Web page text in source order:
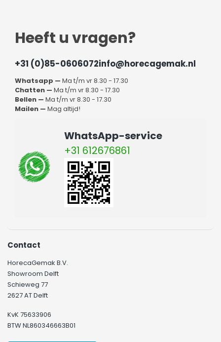
Heeft u vragen?
+31 (0)85-0606072info@horecagemak.nl
Whatsapp — Ma t/m vr 8.30 - 17.30
Chatten — Ma t/m vr 8.30 - 17.30
Bellen — Ma t/m vr 8.30 - 17.30
Mailen — Mag altijd!
WhatsApp-service
+31 612676861
Contact
HorecaGemak B.V.
Showroom Delft
Schieweg 77
2627 AT Delft
KvK 75633906
BTW NL860346663B01